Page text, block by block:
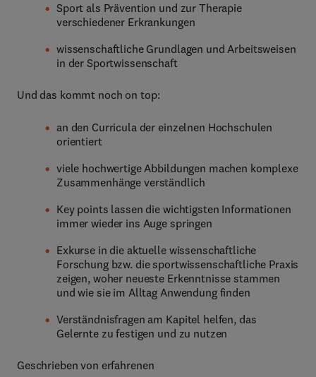
Sport als Prävention und zur Therapie
verschiedener Erkrankungen
wissenschaftliche Grundlagen und Arbeitsweisen
in der Sportwissenschaft
Und das kommt noch on top:
an den Curricula der einzelnen Hochschulen
orientiert
viele hochwertige Abbildungen machen komplexe
Zusammenhänge verständlich
Key points lassen die wichtigsten Informationen
immer wieder ins Auge springen
Exkurse in die aktuelle wissenschaftliche
Forschung bzw. die sportwissenschaftliche Praxis
zeigen, woher neueste Erkenntnisse stammen
und wie sie im Alltag Anwendung finden
Verständnisfragen am Kapitel helfen, das
Gelernte zu festigen und zu nutzen
Geschrieben von erfahrenen